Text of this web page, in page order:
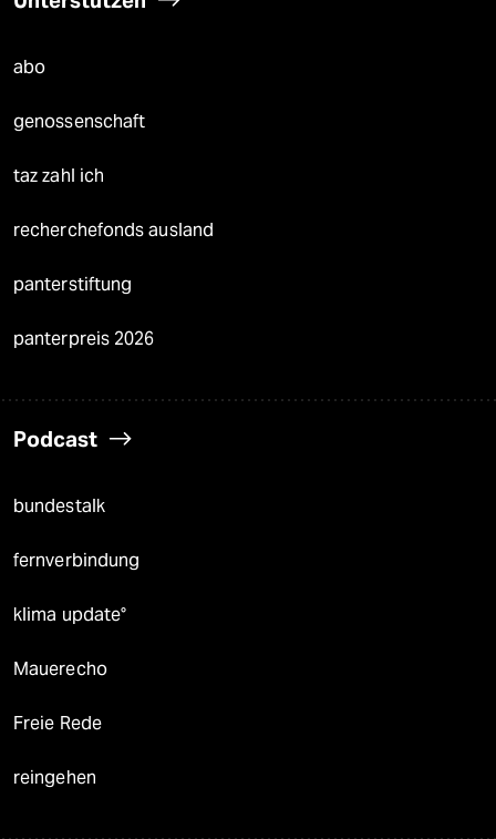
abo
genossenschaft
taz zahl ich
recherchefonds ausland
panterstiftung
panterpreis 2026
Podcast
bundestalk
fernverbindung
klima update°
Mauerecho
Freie Rede
reingehen